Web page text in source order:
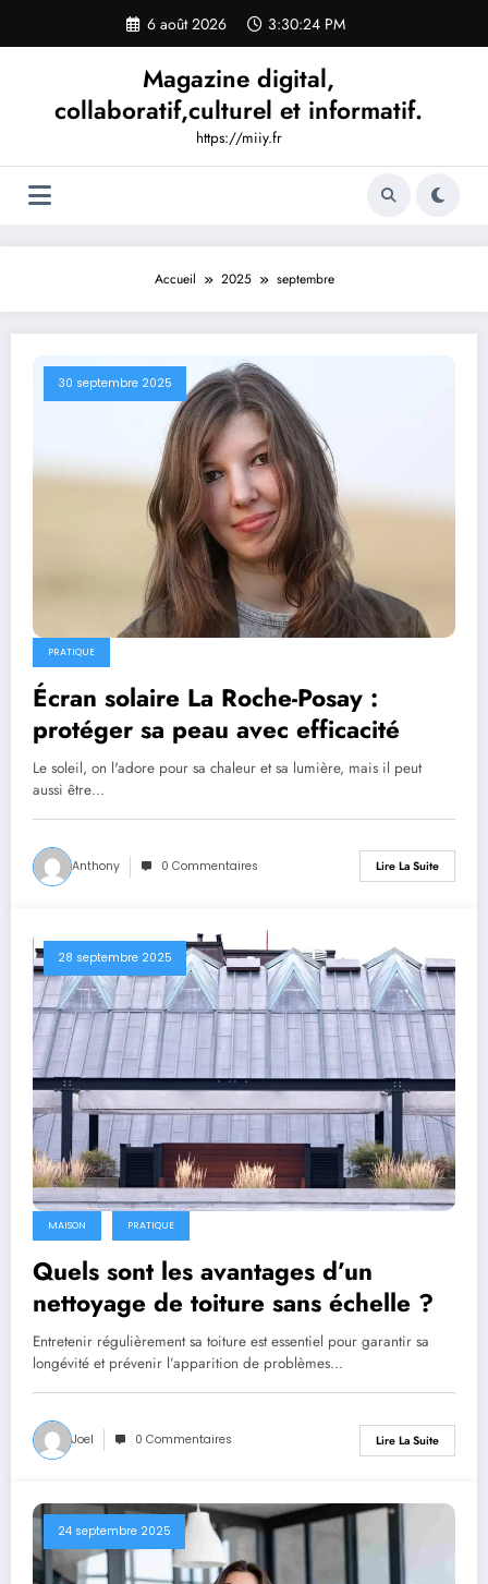
contenu
6 août 2026 3:30:26 PM
Magazine digital,
collaboratif,culturel et informatif.
https://miiy.fr
Accueil 2025 septembre
30 septembre 2025
PRATIQUE
Écran solaire La Roche-Posay :
protéger sa peau avec efficacité
Le soleil, on l'adore pour sa chaleur et sa lumière, mais il peut
aussi être…
Anthony 0 Commentaires Lire La Suite
28 septembre 2025
MAISON PRATIQUE
Quels sont les avantages d’un
nettoyage de toiture sans échelle ?
Entretenir régulièrement sa toiture est essentiel pour garantir sa
longévité et prévenir l’apparition de problèmes…
Joel 0 Commentaires Lire La Suite
24 septembre 2025